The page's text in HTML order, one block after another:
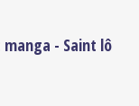
- Saint lô